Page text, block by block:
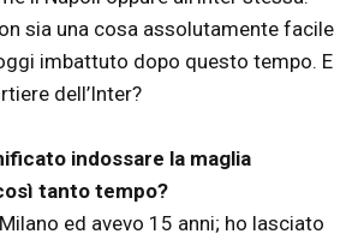
sia una cosa assolutamente facile
imbattuto dopo questo tempo. E
dell’Inter?
indossare la maglia
tanto tempo?
ed avevo 15 anni; ho lasciato